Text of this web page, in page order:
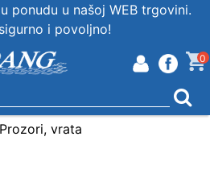
ponudu u našoj WEB trgovini.
i povoljno!
0
Prozori, vrata